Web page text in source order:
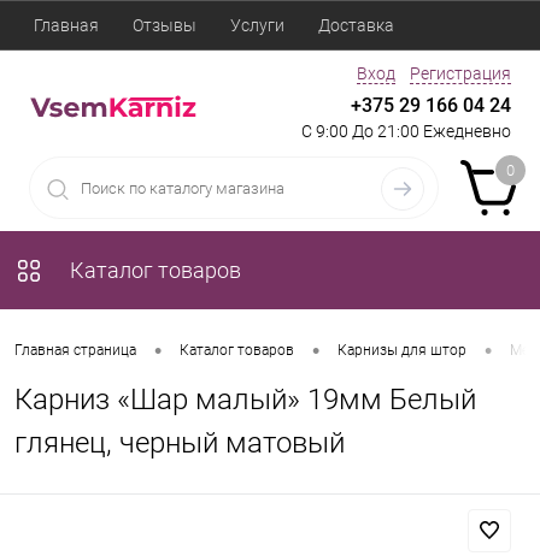
Главная Отзывы Услуги Доставка
Вход Регистрация
+375 29 166 04 24
С 9:00 До 21:00 Ежедневно
0
Каталог товаров
Главная страница • Каталог товаров • Карнизы для штор •
Карниз «Шар малый» 19мм Белый
глянец, черный матовый